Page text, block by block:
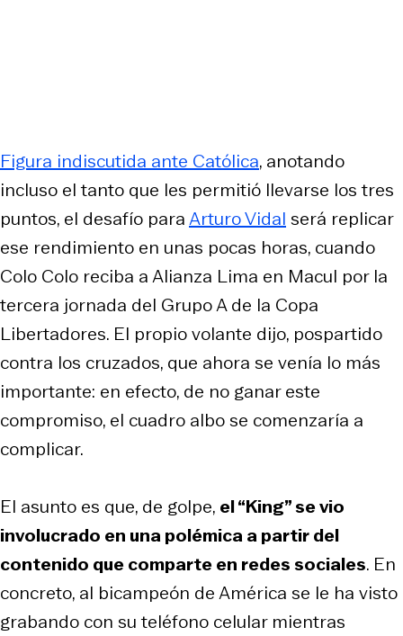
Figura indiscutida ante Católica, anotando
incluso el tanto que les permitió llevarse los tres
puntos, el desafío paraArturo Vidal será replicar
ese rendimiento en unas pocas horas, cuando
Colo Colo reciba a Alianza Lima en Macul por la
tercera jornada del Grupo A de la Copa
Libertadores. El propio volante dijo, pospartido
contra los cruzados, que ahora se venía lo más
importante: en efecto, de no ganar este
compromiso, el cuadro albo se comenzaría a
complicar.
El asunto es que, de golpe, el “King” se vio
involucrado en una polémica a partir del
contenido que comparte en redes sociales. En
concreto, al bicampeón de América se le ha visto
grabando con su teléfono celular mientras